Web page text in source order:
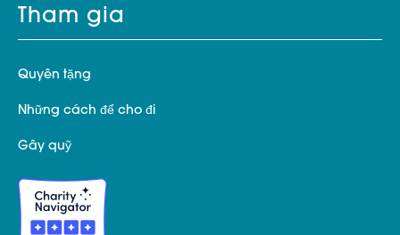
Tham gia
Quyên tặng
Những cách để cho đi
Gây quỹ